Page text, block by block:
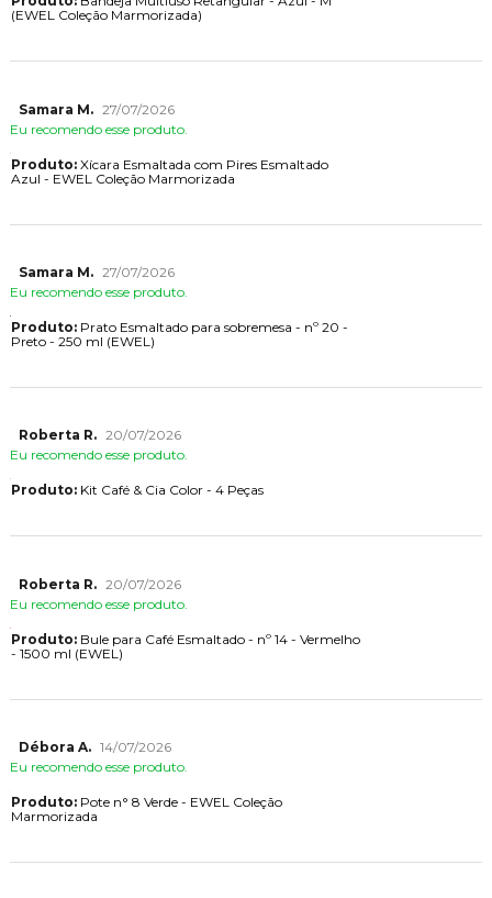
(EWEL Coleção Marmorizada)
Samara M. 27/07/2026
Eu recomendo esse produto.
Produto:Xícara Esmaltada com Pires Esmaltado
Azul - EWEL Coleção Marmorizada
Samara M. 27/07/2026
Eu recomendo esse produto.
Produto:Prato Esmaltado para sobremesa - nº 20 -
Preto - 250 ml (EWEL)
Roberta R. 20/07/2026
Eu recomendo esse produto.
Produto:Kit Café & Cia Color - 4 Peças
Roberta R. 20/07/2026
Eu recomendo esse produto.
Produto:Bule para Café Esmaltado - nº 14 - Vermelho
- 1500 ml (EWEL)
Débora A. 14/07/2026
Eu recomendo esse produto.
Produto:Pote n° 8 Verde - EWEL Coleção
Marmorizada